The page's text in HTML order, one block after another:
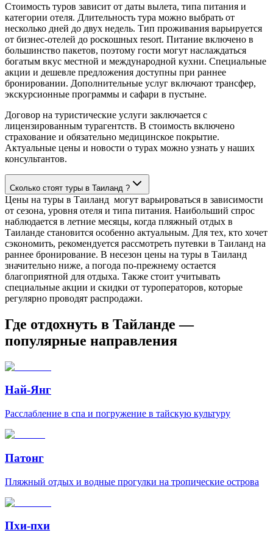
Стоимость туров зависит от даты вылета, типа питания и
категории отеля. Длительность тура можно выбрать от
несколько дней до двух недель. Тип проживания варьируется
от бизнес-отелей до роскошных resort. Питание включено в
большинство пакетов, поэтому гости могут наслаждаться
богатым вкус местной и международной кухни. Специальные
акции и дешевле предложения доступны при раннее
бронировании. Дополнительные услуг включают трансфер,
экскурсионные программы и сафари в пустыне.
Договор на туристические услуги заключается с
лицензированным турагентств. В стоимость включено
страхование и обязательно медицинское покрытие.
Актуальные цены и новости о турах можно узнать у наших
консультантов.
Сколько стоят туры в Таиланд ?
Цены на туры в Таиланд могут варьироваться в зависимости
от сезона, уровня отеля и типа питания. Наибольший спрос
наблюдается в летние месяцы, когда пляжный отдых в
Таиланде становится особенно актуальным. Для тех, кто хочет
сэкономить, рекомендуется рассмотреть путевки в Таиланд на
раннее бронирование. В несезон цены на туры в Таиланд
значительно ниже, а погода по-прежнему остается
благоприятной для отдыха. Также стоит учитывать
специальные акции и скидки от туроператоров, которые
регулярно проводят распродажи.
Где отдохнуть в Тайланде —
популярные направления
Най-Янг
Расслабление в спа и погружение в тайскую культуру
Патонг
Пляжный отдых и водные прогулки на тропические острова
Пхи-пхи